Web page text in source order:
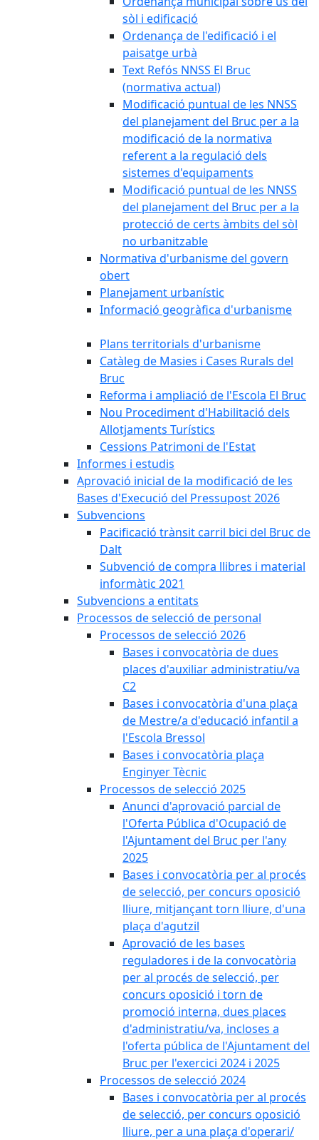
sòl i edificació
Ordenança de l'edificació i el
paisatge urbà
Text Refós NNSS El Bruc
(normativa actual)
Modificació puntual de les NNSS
del planejament del Bruc per a la
modificació de la normativa
referent a la regulació dels
sistemes d'equipaments
Modificació puntual de les NNSS
del planejament del Bruc per a la
protecció de certs àmbits del sòl
no urbanitzable
Normativa d'urbanisme del govern
obert
Planejament urbanístic
Informació geogràfica d'urbanisme
Plans territorials d'urbanisme
Catàleg de Masies i Cases Rurals del
Bruc
Reforma i ampliació de l'Escola El Bruc
Nou Procediment d'Habilitació dels
Allotjaments Turístics
Cessions Patrimoni de l'Estat
Informes i estudis
Aprovació inicial de la modificació de les
Bases d'Execució del Pressupost 2026
Subvencions
Pacificació trànsit carril bici del Bruc de
Dalt
Subvenció de compra llibres i material
informàtic 2021
Subvencions a entitats
Processos de selecció de personal
Processos de selecció 2026
Bases i convocatòria de dues
places d'auxiliar administratiu/va
C2
Bases i convocatòria d'una plaça
de Mestre/a d'educació infantil a
l'Escola Bressol
Bases i convocatòria plaça
Enginyer Tècnic
Processos de selecció 2025
Anunci d'aprovació parcial de
l'Oferta Pública d'Ocupació de
l'Ajuntament del Bruc per l'any
2025
Bases i convocatòria per al procés
de selecció, per concurs oposició
lliure, mitjançant torn lliure, d'una
plaça d'agutzil
Aprovació de les bases
reguladores i de la convocatòria
per al procés de selecció, per
concurs oposició i torn de
promoció interna, dues places
d'administratiu/va, incloses a
l'oferta pública de l'Ajuntament del
Bruc per l'exercici 2024 i 2025
Processos de selecció 2024
Bases i convocatòria per al procés
de selecció, per concurs oposició
lliure, per a una plaça d'operari/